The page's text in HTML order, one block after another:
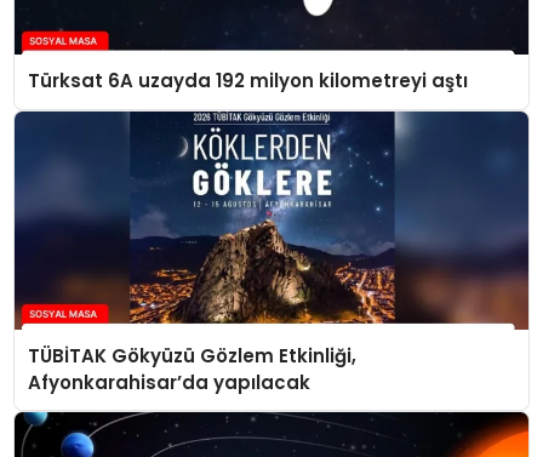
Türksat 6A uzayda 192 milyon kilometreyi aştı
TÜBİTAK Gökyüzü Gözlem Etkinliği,
Afyonkarahisar’da yapılacak